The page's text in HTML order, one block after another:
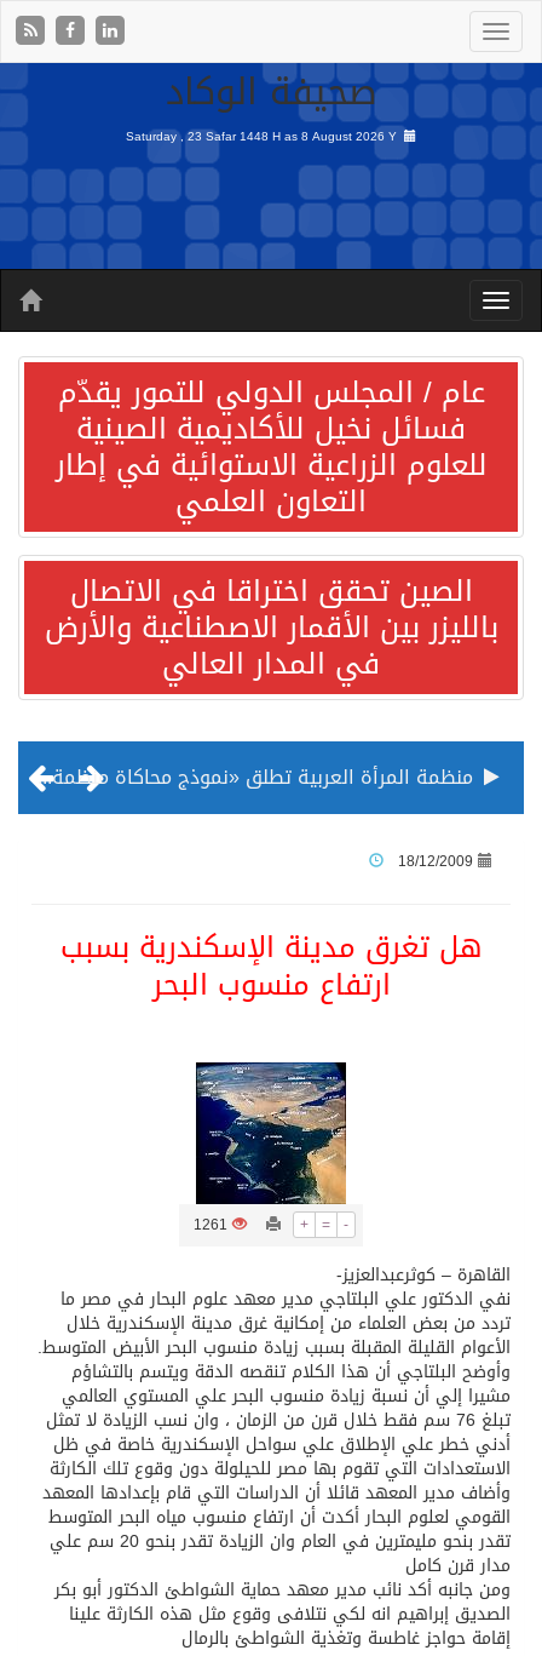
صحيفة الوكاد
Saturday , 23 Safar 1448 H as8 August 2026 Y
عام / المجلس الدولي للتمور يقدّم
فسائل نخيل للأكاديمية الصينية
للعلوم الزراعية الاستوائية في إطار
التعاون العلمي
الصين تحقق اختراقا في الاتصال
بالليزر بين الأقمار الاصطناعية والأرض
في المدار العالي
منظمة المرأة العربية تطلق «نموذج محاكاة منظمة المرأة العربية للشباب» بمشاركة 10 دول عربية..غدًا
ثلة من الضابطات في الجييش الكويتي
كسوة الكعبة تعتلي البيت العتيق
“سبيس إكس” تطلق 24 قمرًا صناعيًا جديدًا إلى الفضاء
18/12/2009
هل تغرق مدينة الإسكندرية بسبب
ارتفاع منسوب البحر
+ = -
1261
القاهرة – كوثرعبدالعزيز-
نفي الدكتور علي البلتاجي مدير معهد علوم البحار في مصر ما
تردد من بعض العلماء من إمكانية غرق مدينة الإسكندرية خلال
الأعوام القليلة المقبلة بسبب زيادة منسوب البحر الأبيض المتوسط.
وأوضح البلتاجي أن هذا الكلام تنقصه الدقة ويتسم بالتشاؤم
مشيرا إلي أن نسبة زيادة منسوب البحر علي المستوي العالمي
تبلغ 76 سم فقط خلال قرن من الزمان ، وان نسب الزيادة لا تمثل
أدني خطر علي الإطلاق علي سواحل الإسكندرية خاصة في ظل
الاستعدادات التي تقوم بها مصر للحيلولة دون وقوع تلك الكارثة
وأضاف مدير المعهد قائلا أن الدراسات التي قام بإعدادها المعهد
القومي لعلوم البحار أكدت أن ارتفاع منسوب مياه البحر المتوسط
تقدر بنحو مليمترين في العام وان الزيادة تقدر بنحو 20 سم علي
مدار قرن كامل
ومن جانبه أكد نائب مدير معهد حماية الشواطئ الدكتور أبو بكر
الصديق إبراهيم انه لكي نتلافى وقوع مثل هذه الكارثة علينا
إقامة حواجز غاطسة وتغذية الشواطئ بالرمال